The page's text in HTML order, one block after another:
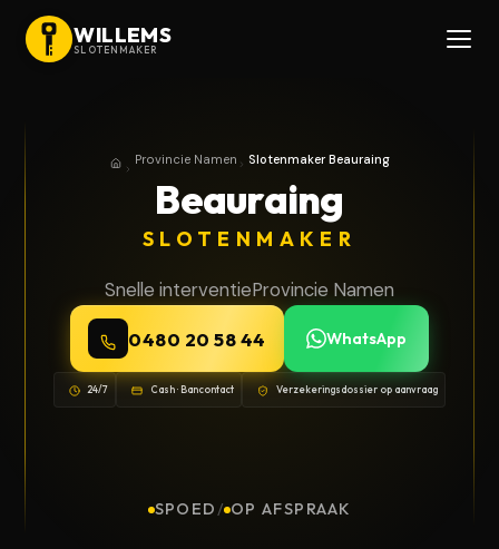
WILLEMS
SLOTENMAKER
HomeProvincie Namen
Provincie Namen Slotenmaker Beauraing
Beauraing
SLOTENMAKER
Snelle interventieProvincie Namen
0480 20 58 44 WhatsApp
24/7 Cash · Bancontact Verzekeringsdossier op aanvraag
SPOED / OP AFSPRAAK